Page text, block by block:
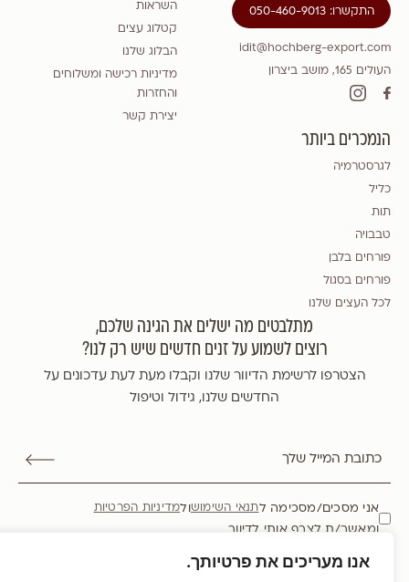
אנו מעריכים את פרטיותך.
התקשרו: 050-460-9013
idit@hochberg-export.com
העולים 165, מושב ביצרון
השראות
קטלוג עצים
הבלוג שלנו
מדיניות רכישה ומשלוחים
והחזרות
יצירת קשר
הנמכרים ביותר
לגרסטרמיה
כליל
תות
טבבויה
פורחים בלבן
פורחים בסגול
לכל העצים שלנו
מתלבטים מה ישלים את הגינה שלכם,
רוצים לשמוע על זנים חדשים שיש רק לנו?
הצטרפו לרשימת הדיוור שלנו וקבלו מעת לעת עדכונים על
החדשים שלנו, גידול וטיפול
אני מסכים/מסכימה לתנאי השימושולמדיניות הפרטיות
ומאשר/ת לצרף אותי לדיוור